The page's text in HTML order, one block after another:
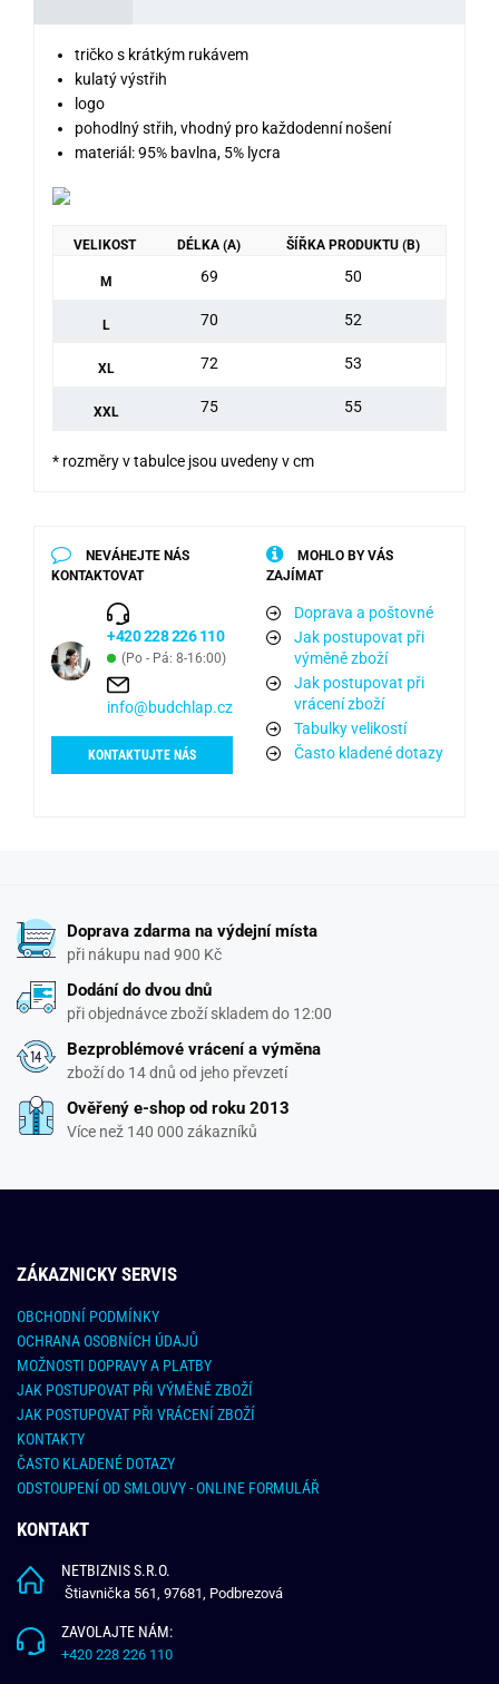
tričko s krátkým rukávem
kulatý výstřih
logo
pohodlný střih, vhodný pro každodenní nošení
materiál: 95% bavlna, 5% lycra
VELIKOST DÉLKA (A) ŠÍŘKA PRODUKTU (B)
M 69 50
L 70 52
XL 72 53
XXL 75 55
* rozměry v tabulce jsou uvedeny v cm
NEVÁHEJTE NÁS
KONTAKTOVAT
+420 228 226 110
(Po - Pá: 8-16:00)
info@budchlap.cz
KONTAKTUJTE NÁS
MOHLO BY VÁS
ZAJÍMAT
Doprava a poštovné
Jak postupovat při
výměně zboží
Jak postupovat při
vrácení zboží
Tabulky velikostí
Často kladené dotazy
Doprava zdarma na výdejní místa
při nákupu nad 900 Kč
Dodání do dvou dnů
při objednávce zboží skladem do 12:00
Bezproblémové vrácení a výměna
zboží do 14 dnů od jeho převzetí
Ověřený e-shop od roku 2013
Více než 140 000 zákazníků
ZÁKAZNICKY SERVIS
OBCHODNÍ PODMÍNKY
OCHRANA OSOBNÍCH ÚDAJŮ
MOŽNOSTI DOPRAVY A PLATBY
JAK POSTUPOVAT PŘI VÝMĚNĚ ZBOŽÍ
JAK POSTUPOVAT PŘI VRÁCENÍ ZBOŽÍ
KONTAKTY
ČASTO KLADENÉ DOTAZY
ODSTOUPENÍ OD SMLOUVY - ONLINE FORMULÁŘ
KONTAKT
NETBIZNIS S.R.O.
Štiavnička 561, 97681, Podbrezová
ZAVOLAJTE NÁM:
+420 228 226 110